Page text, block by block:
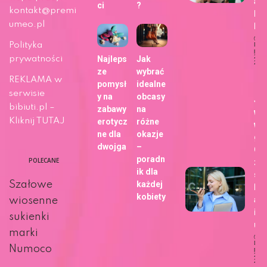
kontakt@premi
umeo.pl
Polityka
prywatności
REKLAMA w
serwisie
bibiuti.pl –
Kliknij TUTAJ
POLECANE
Szałowe
wiosenne
sukienki
marki
Numoco
ci
?
Najleps
ze
pomysł
y na
zabawy
erotycz
ne dla
dwojga
Jak
wybrać
idealne
obcasy
na
różne
okazje
–
poradn
ik dla
każdej
kobiety
29
u?
27